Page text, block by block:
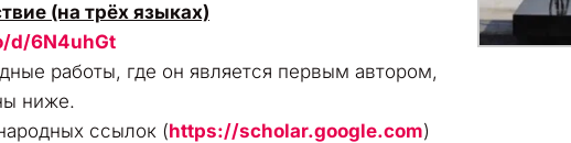
(на трёх языках)
d/6N4uhGt
работы, где он является первым автором,
ниже.
ссылок (https://scholar.google.com)